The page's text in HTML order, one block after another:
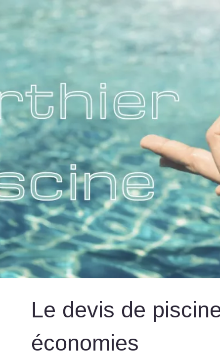
Le devis de
économies